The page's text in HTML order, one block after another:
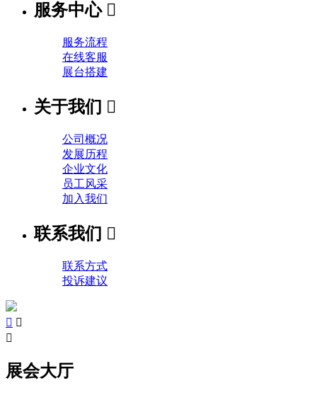
服务中心 
服务流程
在线客服
展台搭建
关于我们 
公司概况
发展历程
企业文化
员工风采
加入我们
联系我们 
联系方式
投诉建议
 

展会大厅